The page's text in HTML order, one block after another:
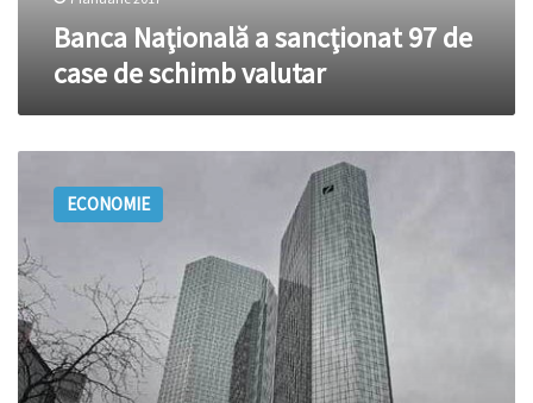
Banca Naţională a sancţionat 97 de
case de schimb valutar
fragile,
scădere
economică,
datorii
greceşti
exagerat
de
mari,
vechile
ECONOMIE